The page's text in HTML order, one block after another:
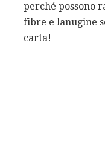
perché possono
fibre e lanugine
carta!